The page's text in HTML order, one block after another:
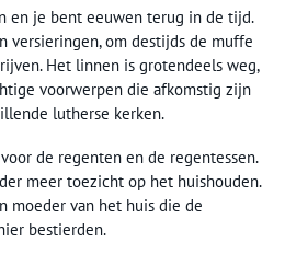
en je bent eeuwen terug in de tijd.
versieringen, om destijds de muffe
Het linnen is grotendeels weg,
voorwerpen die afkomstig zijn
lutherse kerken.
de regenten en de regentessen.
meer toezicht op het huishouden.
moeder van het huis die de
bestierden.